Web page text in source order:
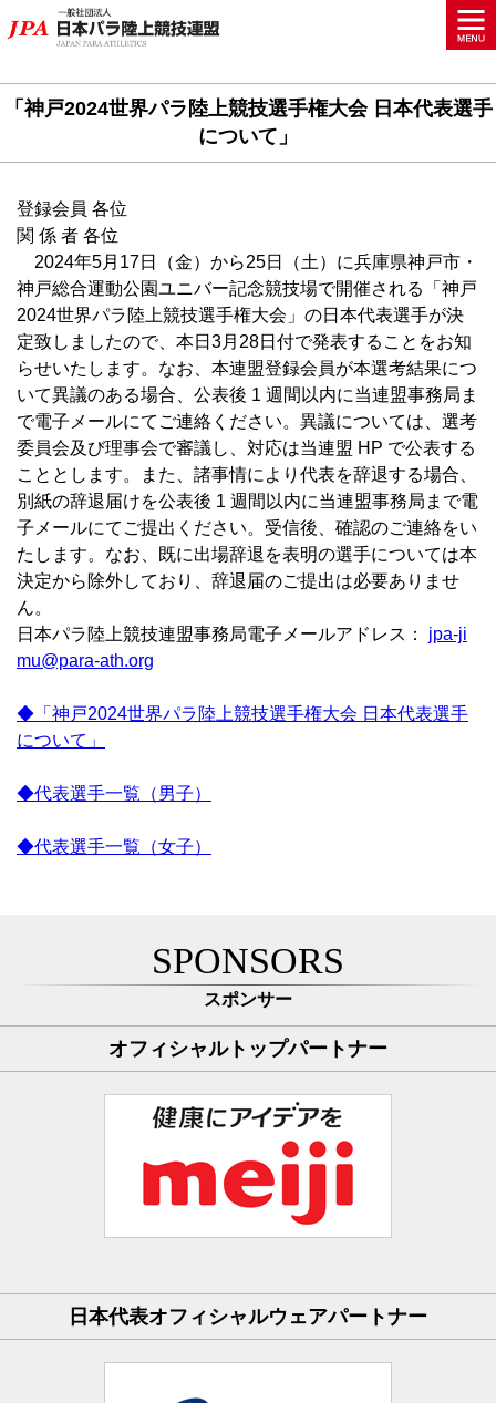
「神戸2024世界パラ陸上競技選手権大会 日本代表選手
について」
登録会員 各位
関 係 者 各位
2024年5月17日（金）から25日（土）に兵庫県神戸市・
神戸総合運動公園ユニバー記念競技場で開催される「神戸
2024世界パラ陸上競技選手権大会」の日本代表選手が決
定致しましたので、本日3月28日付で発表することをお知
らせいたします。なお、本連盟登録会員が本選考結果につ
いて異議のある場合、公表後 1 週間以内に当連盟事務局ま
で電子メールにてご連絡ください。異議については、選考
委員会及び理事会で審議し、対応は当連盟 HP で公表する
こととします。また、諸事情により代表を辞退する場合、
別紙の辞退届けを公表後 1 週間以内に当連盟事務局まで電
子メールにてご提出ください。受信後、確認のご連絡をい
たします。なお、既に出場辞退を表明の選手については本
決定から除外しており、辞退届のご提出は必要ありませ
ん。
日本パラ陸上競技連盟事務局電子メールアドレス： jpa-ji
mu@para-ath.org
◆「神戸2024世界パラ陸上競技選手権大会 日本代表選手
について」
◆代表選手一覧（男子）
◆代表選手一覧（女子）
SPONSORS
スポンサー
オフィシャルトップパートナー
日本代表オフィシャルウェアパートナー